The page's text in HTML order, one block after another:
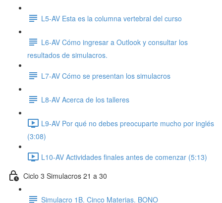
L5-AV Esta es la columna vertebral del curso
L6-AV Cómo ingresar a Outlook y consultar los
resultados de simulacros.
L7-AV Cómo se presentan los simulacros
L8-AV Acerca de los talleres
L9-AV Por qué no debes preocuparte mucho por inglés
(3:08)
L10-AV Actividades finales antes de comenzar (5:13)
Ciclo 3 Simulacros 21 a 30
Simulacro 1B. Cinco Materias. BONO